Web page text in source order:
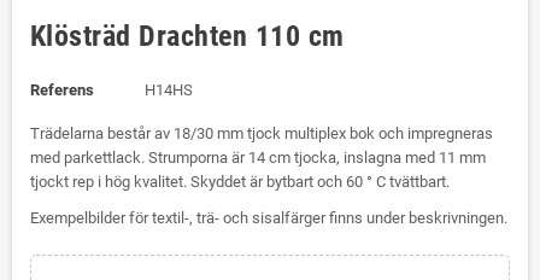
Klösträd Drachten 110 cm
Referens H14HS
Trädelarna består av 18/30 mm tjock multiplex bok och impregneras
med parkettlack. Strumporna är 14 cm tjocka, inslagna med 11 mm
tjockt rep i hög kvalitet. Skyddet är bytbart och 60 ° C tvättbart.
Exempelbilder för textil-, trä- och sisalfärger finns under beskrivningen.